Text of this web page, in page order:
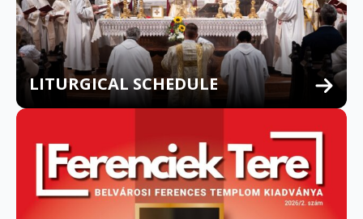
LITURGICAL SCHEDULE